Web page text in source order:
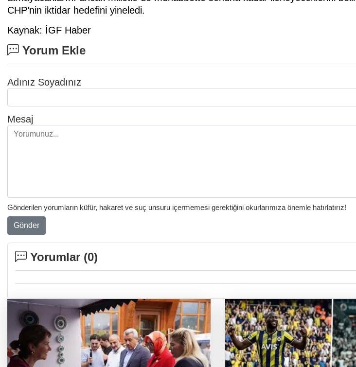
CHP’nin iktidar hedefini yineledi.
Kaynak: İGF Haber
Yorum Ekle
Adınız Soyadınız
Mesaj
Gönderilen yorumların küfür, hakaret ve suç unsuru içermemesi gerektiğini okurlarımıza önemle hatırlatırız!
Gönder
Yorumlar (0)